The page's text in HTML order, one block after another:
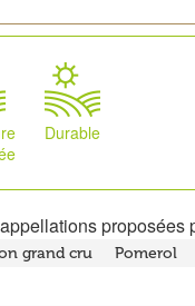
Durable
proposées
grand cru Pomerol